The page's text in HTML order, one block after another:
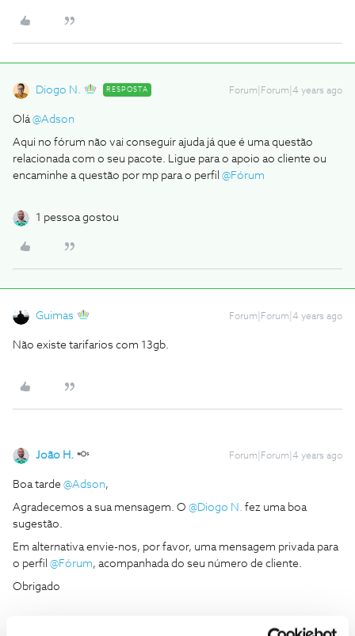
Diogo N. RESPOSTA Forum|Forum|4 years ago
Olá@Adson
Aqui no fórum não vai conseguir ajuda já que é uma questão
relacionada com o seu pacote. Ligue para o apoio ao cliente ou
encaminhe a questão por mp para o perfil @Fórum
1 pessoa gostou
Guimas Forum|Forum|4 years ago
Não existe tarifarios com 13gb.
João H. Forum|Forum|4 years ago
Boa tarde @Adson,
Agradecemos a sua mensagem. O @Diogo N. fez uma boa
sugestão.
Em alternativa envie-nos, por favor, uma mensagem privada para
o perfil @Fórum, acompanhada do seu número de cliente.
Obrigado